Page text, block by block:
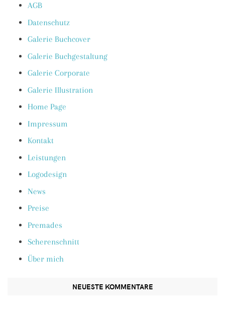
AGB
Datenschutz
Galerie Buchcover
Galerie Buchgestaltung
Galerie Corporate
Galerie Illustration
Home Page
Impressum
Kontakt
Leistungen
Logodesign
News
Preise
Premades
Scherenschnitt
Über mich
NEUESTE KOMMENTARE